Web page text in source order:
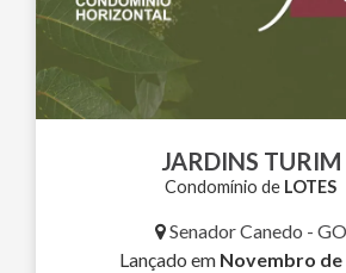
JARDINS TURIM
Condomínio de LOTES
Senador Canedo - GO
Lançado em Novembro de